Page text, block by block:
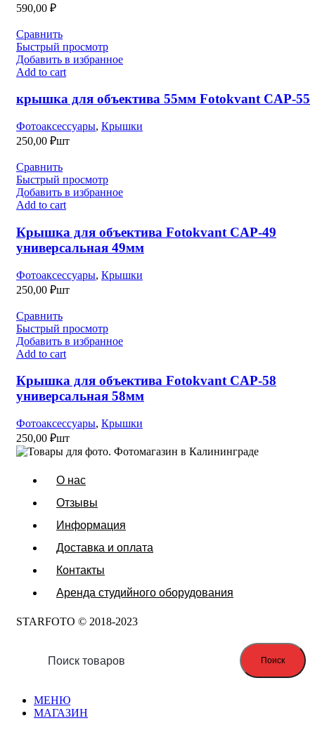
590,00 ₽
Сравнить
Быстрый просмотр
Добавить в избранное
Add to cart
крышка для объектива 55мм Fotokvant CAP-55
Фотоаксессуары, Крышки
250,00 ₽шт
Сравнить
Быстрый просмотр
Добавить в избранное
Add to cart
Крышка для объектива Fotokvant CAP-49
универсальная 49мм
Фотоаксессуары, Крышки
250,00 ₽шт
Сравнить
Быстрый просмотр
Добавить в избранное
Add to cart
Крышка для объектива Fotokvant CAP-58
универсальная 58мм
Фотоаксессуары, Крышки
250,00 ₽шт
О нас
Отзывы
Информация
Доставка и оплата
Контакты
Аренда студийного оборудования
STARFOTO © 2018-2023
Поиск
МЕНЮ
МАГАЗИН